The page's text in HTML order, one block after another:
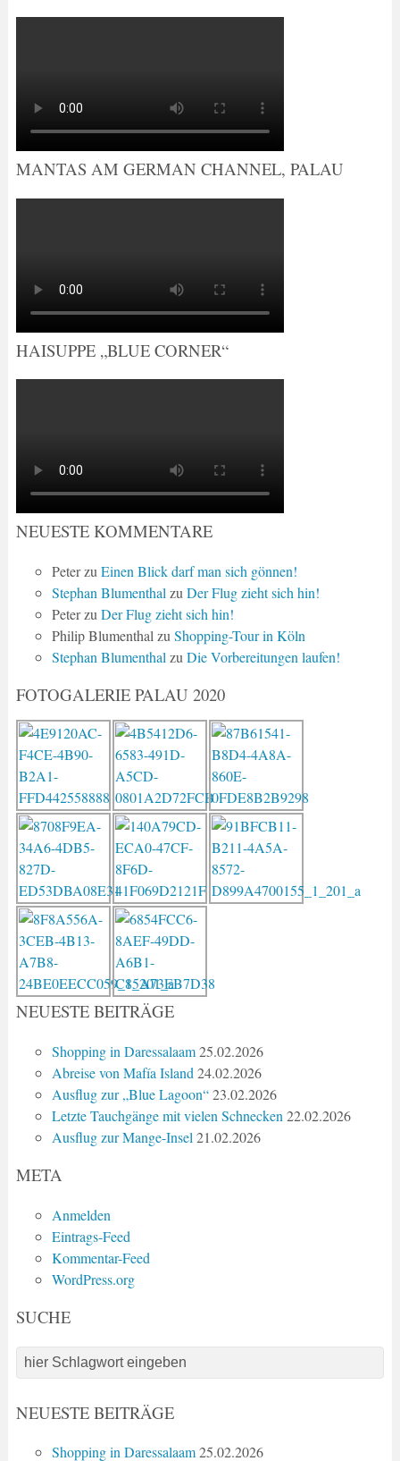
MANTAS AM GERMAN CHANNEL, PALAU
HAISUPPE „BLUE CORNER“
NEUESTE KOMMENTARE
Peterzu Einen Blick darf man sich gönnen!
Stephan Blumenthal zu Der Flug zieht sich hin!
Peterzu Der Flug zieht sich hin!
Philip Blumenthal zu Shopping-Tour in Köln
Stephan Blumenthal zu Die Vorbereitungen laufen!
FOTOGALERIE PALAU 2020
NEUESTE BEITRÄGE
Shopping in Daressalaam 25.02.2026
Abreise von Mafía Island 24.02.2026
Ausflug zur „Blue Lagoon“ 23.02.2026
Letzte Tauchgänge mit vielen Schnecken 22.02.2026
Ausflug zur Mange-Insel 21.02.2026
META
Anmelden
Eintrags-Feed
Kommentar-Feed
WordPress.org
SUCHE
NEUESTE BEITRÄGE
Shopping in Daressalaam 25.02.2026